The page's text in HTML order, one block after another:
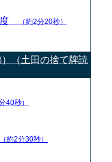
度 （約2分20秒）
（土田の捨て牌読
40秒）
（約2分30秒）